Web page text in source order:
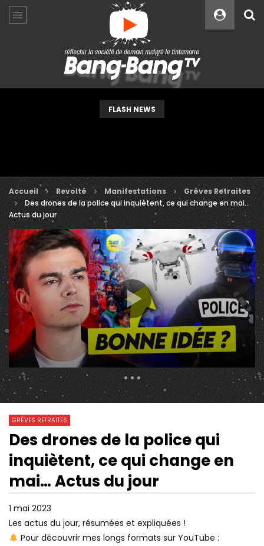
FLASH NEWS
Accueil Revolté Manifestations
Grèves Retraites
Des drones de la police qui inquiètent, ce qui change en mai…
Actus du jour
311 Views
7 728 0
Watch Later
06:51
RETRAITES: LA COLÈRE
L’EMPORTERA-T-ELLE SUR LA
FATIGUE ?
02:55
« LE PATRONAT NE
GRÈVES RETRAITES
Des drones de la police qui
inquiètent, ce qui change en
mai… Actus du jour
1 mai 2023
Les actus du jour, résumées et expliquées !
Pour découvrir mes longs formats sur YouTube :
Custom Amount
VEUILLEZ PATIENTER...